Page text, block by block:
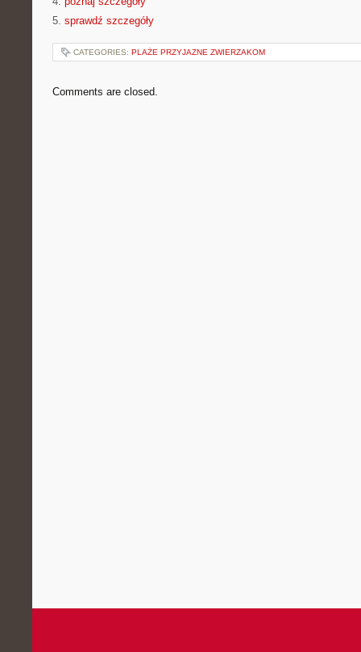
5. sprawdź szczegóły
CATEGORIES: PLAŻE PRZYJAZNE ZWIERZAKOM
Comments are closed.